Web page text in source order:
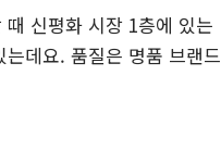
신평화 시장 1층에 있는
데요. 품질은 명품 브랜드